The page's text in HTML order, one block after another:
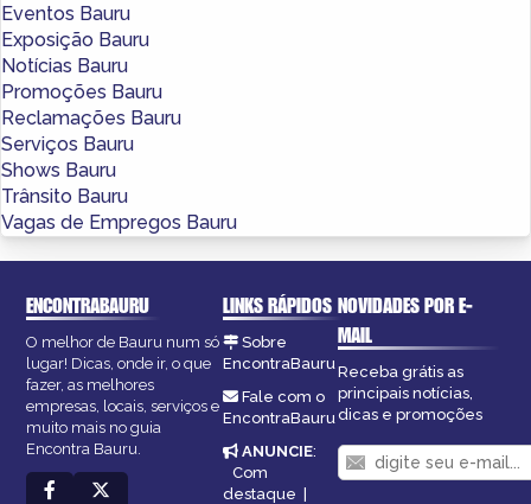
Eventos Bauru
Exposição Bauru
Notícias Bauru
Promoções Bauru
Reclamações Bauru
Serviços Bauru
Shows Bauru
Trânsito Bauru
Vagas de Empregos Bauru
ENCONTRABAURU
O melhor de Bauru num só
lugar! Dicas, onde ir, o que
fazer, as melhores
empresas, locais, serviços e
muito mais no guia
Encontra Bauru.
LINKS RÁPIDOS
Sobre
EncontraBauru
Fale com o
EncontraBauru
ANUNCIE:
Com
destaque
NOVIDADES POR E-
MAIL
Receba grátis as
principais notícias,
dicas e promoções